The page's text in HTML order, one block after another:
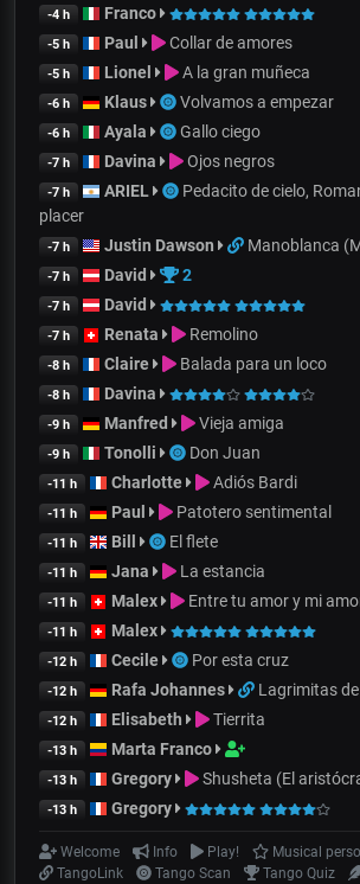
-4 h Franco
-5 h Paul Collar de amores
-5 h Lionel A la gran muñeca
-6 h Klaus Volvamos a empezar
-6 h Ayala Gallo ciego
-7 h Davina Ojos negros
-7 h ARIEL
Pedacito de cielo,
placer
-7 h Justin Dawson Manoblanca
-7 h David 2
-7 h David
-7 h Renata Remolino
-8 h Claire Balada para un loco
-8 h Davina
-9 h Manfred Vieja amiga
-9 h Tonolli Don Juan
-11 h Charlotte Adiós Bardi
-11 h Paul Patotero sentimental
-11 h Bill El flete
-11 h Jana La estancia
-11 h Malex Entre tu amor y mi
-11 h Malex
-12 h Cecile Por esta cruz
-12 h Rafa Johannes Lagrimitas
-12 h Elisabeth Tierrita
-13 h Marta Franco
-13 h Gregory Shusheta (El
-13 h Gregory
Welcome Info Play!
Musical
TangoLink
Tango Scan Tango Quiz